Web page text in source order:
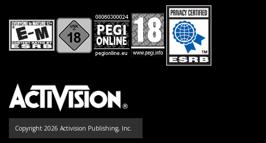
Copyright 2026 Activision Publishing, Inc.